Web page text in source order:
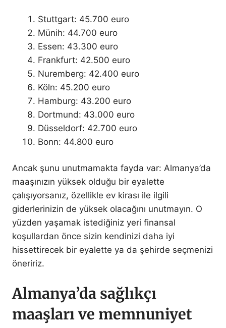
Stuttgart: 45.700 euro
Münih: 44.700 euro
Essen: 43.300 euro
Frankfurt: 42.500 euro
Nuremberg: 42.400 euro
Köln: 45.200 euro
Hamburg: 43.200 euro
Dortmund: 43.000 euro
Düsseldorf: 42.700 euro
Bonn: 44.800 euro
Ancak şunu unutmamakta fayda var: Almanya’da
maaşınızın yüksek olduğu bir eyalette
çalışıyorsanız, özellikle ev kirası ile ilgili
giderlerinizin de yüksek olacağını unutmayın. O
yüzden yaşamak istediğiniz yeri finansal
koşullardan önce sizin kendinizi daha iyi
hissettirecek bir eyalette ya da şehirde seçmenizi
öneririz.
Almanya’da sağlıkçı
maaşları ve memnuniyet